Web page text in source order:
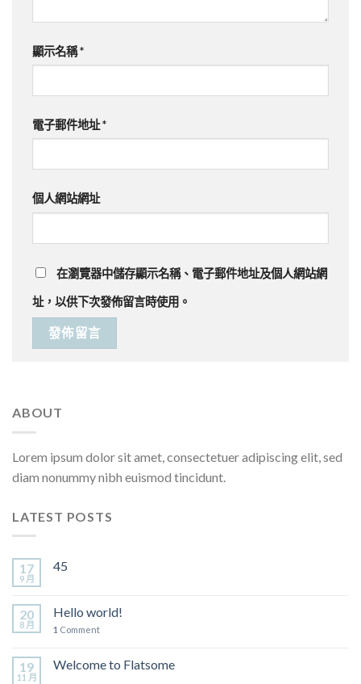
顯示名稱*
電子郵件地址*
個人網站網址
在瀏覽器中儲存顯示名稱、電子郵件地址及個人網站網
址，以供下次發佈留言時使用。
ABOUT
Lorem ipsum dolor sit amet, consectetuer adipiscing elit, sed
diam nonummy nibh euismod tincidunt.
LATEST POSTS
17
9 月
45
20
8 月
Hello world!
1 Comment
19
11 月
Welcome to Flatsome